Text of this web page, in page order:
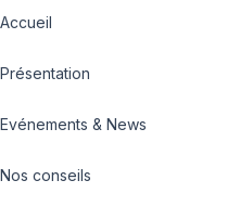
Accueil
Présentation
Evénements & News
Nos conseils